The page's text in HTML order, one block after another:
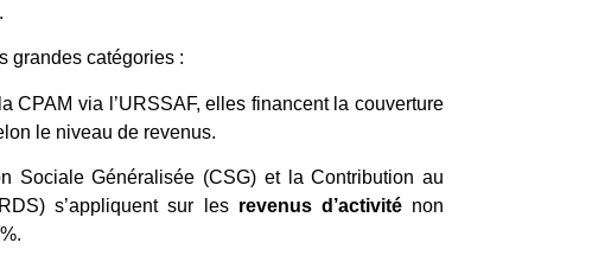
.
grandes catégories :
CPAM via l’URSSAF, elles financent la couverture
le niveau de revenus.
Sociale Généralisée (CSG) et la Contribution au
s’appliquent sur les revenus d’activiténon